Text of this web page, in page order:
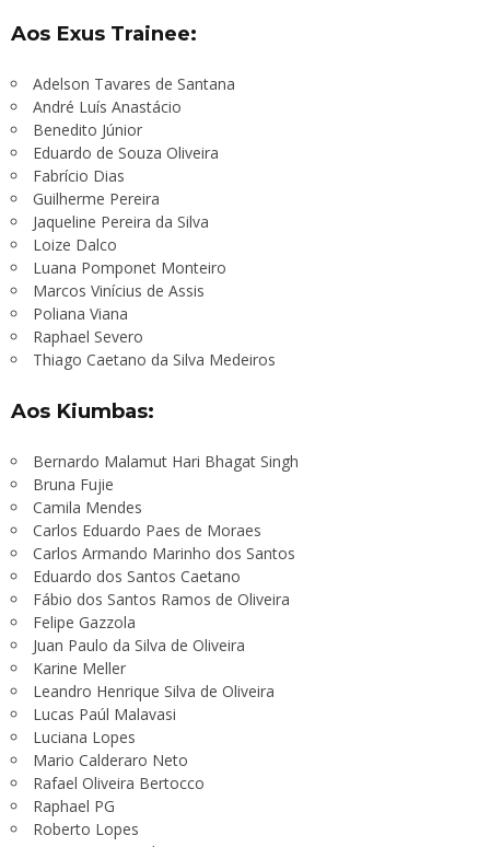
Aos Exus Trainee:
Adelson Tavares de Santana
André Luís Anastácio
Benedito Júnior
Eduardo de Souza Oliveira
Fabrício Dias
Guilherme Pereira
Jaqueline Pereira da Silva
Loize Dalco
Luana Pomponet Monteiro
Marcos Vinícius de Assis
Poliana Viana
Raphael Severo
Thiago Caetano da Silva Medeiros
Aos Kiumbas:
Bernardo Malamut Hari Bhagat Singh
Bruna Fujie
Camila Mendes
Carlos Eduardo Paes de Moraes
Carlos Armando Marinho dos Santos
Eduardo dos Santos Caetano
Fábio dos Santos Ramos de Oliveira
Felipe Gazzola
Juan Paulo da Silva de Oliveira
Karine Meller
Leandro Henrique Silva de Oliveira
Lucas Paúl Malavasi
Luciana Lopes
Mario Calderaro Neto
Rafael Oliveira Bertocco
Raphael PG
Roberto Lopes